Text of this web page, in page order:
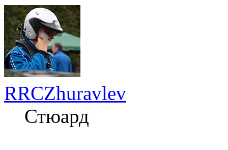
RRCZhuravlev
Стюард